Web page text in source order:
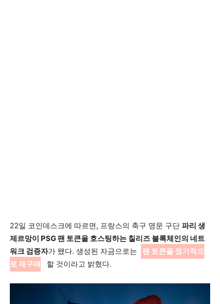
22일 코인데스크에 따르면, 프랑스의 축구 명문 구단 파리 생
제르망이 PSG 팬 토큰을 호스팅하는 칠리즈 블록체인의 네트
워크 검증자가 됐다. 생성된 자금으로는
팬 토큰을 정기적으
로 재구매
할 것이라고 밝혔다.